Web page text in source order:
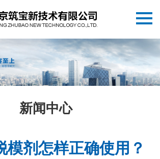
新闻中心
模剂怎样正确使用？